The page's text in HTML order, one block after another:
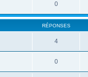
0
RÉPONSES
4
0